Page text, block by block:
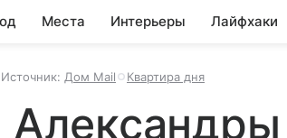
Места Интерьеры Лайфхаки
Источник: Дом Mail Квартира дня